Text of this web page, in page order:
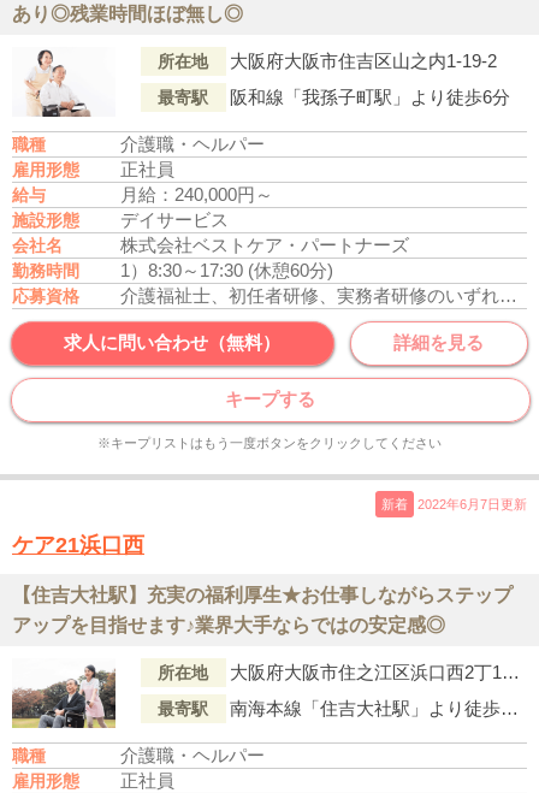
あり◎残業時間ほぼ無し◎
所在地 大阪府大阪市住吉区山之内1-19-2
最寄駅 阪和線「我孫子町駅」より徒歩6分
職種 介護職・ヘルパー
雇用形態 正社員
給与 月給：240,000円～
施設形態 デイサービス
会社名 株式会社ベストケア・パートナーズ
勤務時間 1）8:30～17:30 (休憩60分)
応募資格 介護福祉士、初任者研修、実務者研修のいずれかの資格をお持ちの方
求人に問い合わせ（無料） 詳細を見る
キープする
※キープリストはもう一度ボタンをクリックしてください
新着 2022年6月7日更新
ケア21浜口西
【住吉大社駅】充実の福利厚生★お仕事しながらステップ
アップを目指せます♪業界大手ならではの安定感◎
所在地 大阪府大阪市住之江区浜口西2丁11-18
最寄駅 南海本線「住吉大社駅」より徒歩8分
職種 介護職・ヘルパー
雇用形態 正社員